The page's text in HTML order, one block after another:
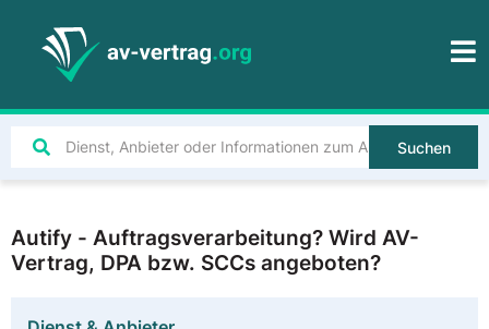
Suchen
Autify - Auftragsverarbeitung? Wird AV-
Vertrag, DPA bzw. SCCs angeboten?